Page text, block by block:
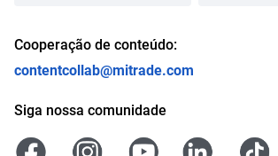
Cooperação de conteúdo:
contentcollab@mitrade.com
Siga nossa comunidade